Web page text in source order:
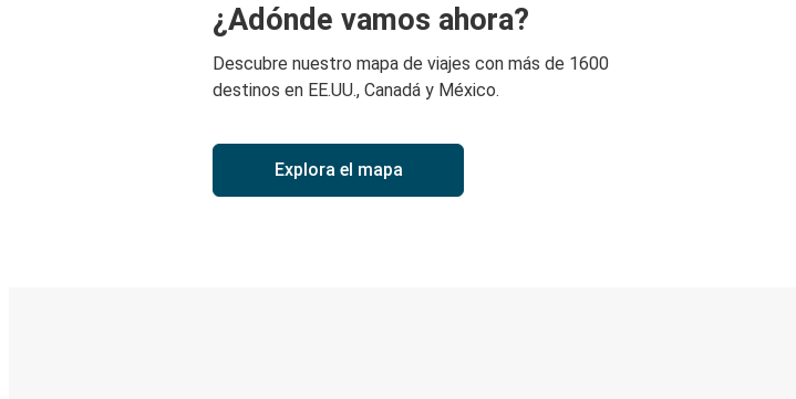
¿Adónde vamos ahora?
Descubre nuestro mapa de viajes con más de 1600
destinos en EE.UU., Canadá y México.
Explora el mapa